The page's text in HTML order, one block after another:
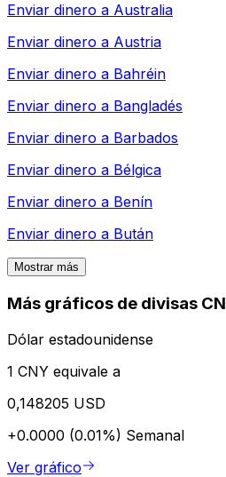
Enviar dinero a Australia
Enviar dinero a Austria
Enviar dinero a Bahréin
Enviar dinero a Bangladés
Enviar dinero a Barbados
Enviar dinero a Bélgica
Enviar dinero a Benín
Enviar dinero a Bután
Mostrar más
Más gráficos de divisas
Dólar estadounidense
1 CNY equivale a
0,148205 USD
+0.0000 (0.01%) Semanal
Ver gráfico